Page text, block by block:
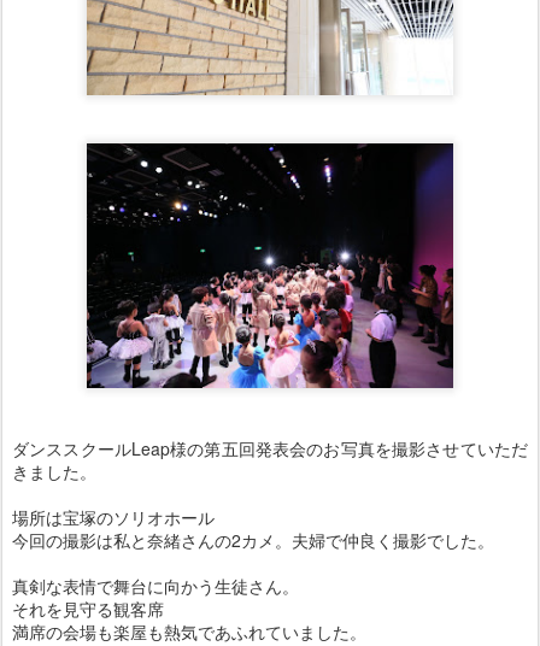
ダンススクールLeap様の第五回発表会のお写真を撮影させていただ
きました。
場所は宝塚のソリオホール
今回の撮影は私と奈緒さんの2カメ。夫婦で仲良く撮影でした。
真剣な表情で舞台に向かう生徒さん。
それを見守る観客席
満席の会場も楽屋も熱気であふれていました。